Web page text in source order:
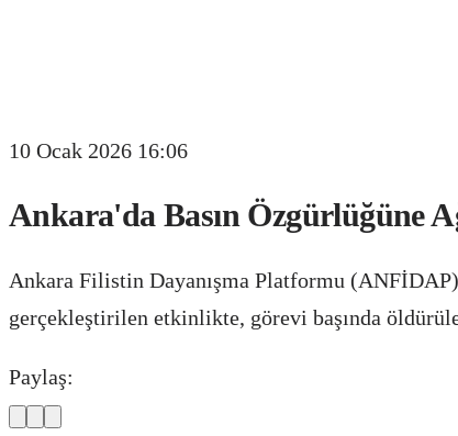
10 Ocak 2026 16:06
Ankara'da Basın Özgürlüğüne
Ankara Filistin Dayanışma Platformu (ANFİDAP),
gerçekleştirilen etkinlikte, görevi başında
Paylaş: